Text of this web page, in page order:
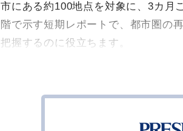
市にある約100地点を対象に、3カ月
階で示す短期レポートで、都市圏の
把握するのに役立ちます。